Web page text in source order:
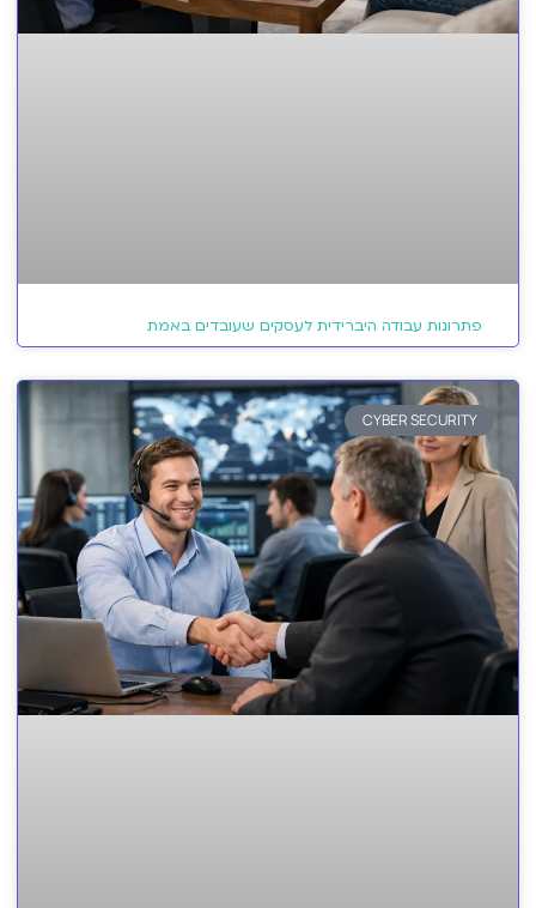
פתרונות עבודה היברידית לעסקים שעובדים באמת
CYBER SECURITY